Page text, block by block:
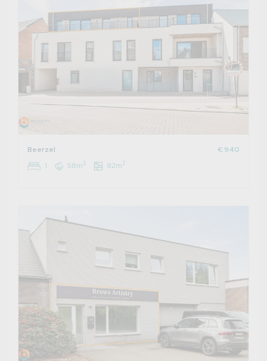
Beerzel
€ 940
1
58m2 82m2